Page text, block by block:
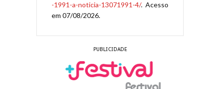
-1991-a-noticia-13071991-4/. Acesso
em 07/08/2026.
PUBLICIDADE